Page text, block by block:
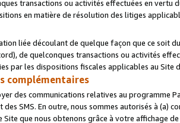
transactions ou activités effectuées en vertu
en matière de résolution des litiges
liée découlant de quelque façon que ce soit
de quelconques transactions ou activités
par les dispositions fiscales applicables au Site
complémentaires
des communications relatives au programme
des SMS. En outre, nous sommes autorisés à
que nous obtenons grâce à votre affichage